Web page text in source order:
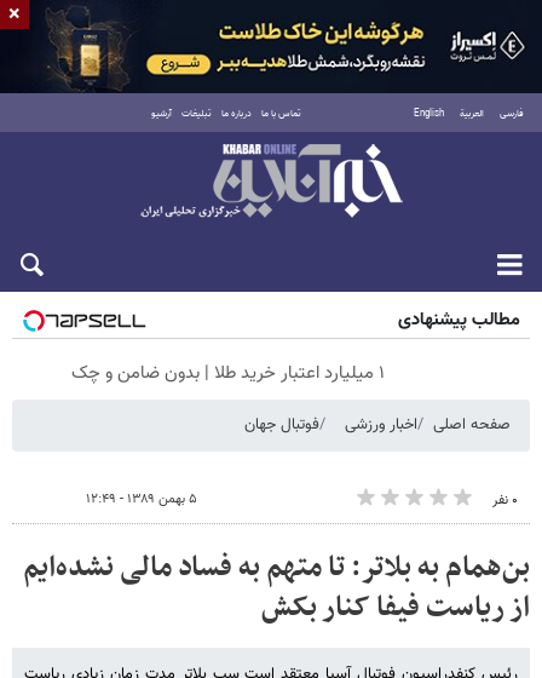
فارسی العربية English تماس با ما درباره ما تبلیغات آرشیو
شنبه ۱۷ مرداد ۱۴۰۵
مطالب پیشنهادی
۱ میلیارد اعتبار خرید طلا | بدون ضامن و چک
صفحه اصلی اخبار ورزشی فوتبال جهان
۰ نفر ۵ بهمن ۱۳۸۹ - ۱۲:۴۹
بن‌همام به بلاتر: تا متهم به فساد مالی نشده‌ایم
از ریاست فیفا کنار بکش
×